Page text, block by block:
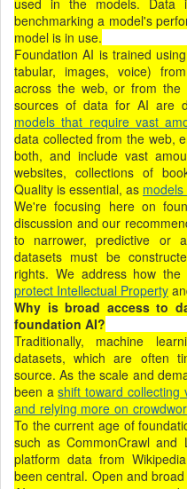
benchmarking a model's
model is in use.
Foundation AI is trained
tabular, images, voice)
across the web, or from the
sources of data for AI are
models that require vast
data collected from the web,
both, and include vast
websites, collections of
Quality is essential, as
We're focusing here on
discussion and our
to narrower, predictive or
datasets must be
rights. We address how the
protect Intellectual Property
Why is broad access to
foundation AI?
Traditionally, machine
datasets, which are often
source. As the scale and
been ashift toward
and relying more on
To the current age of
such as CommonCrawl and
platform data from
been central. Open and